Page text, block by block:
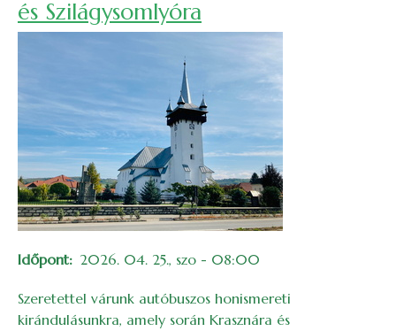
és Szilágysomlyóra
Időpont 2026. 04. 25., szo - 08:00
Szeretettel várunk autóbuszos honismereti
kirándulásunkra, amely során Krasznára és